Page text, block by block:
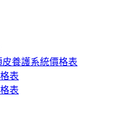
養護系統價格表
表
表